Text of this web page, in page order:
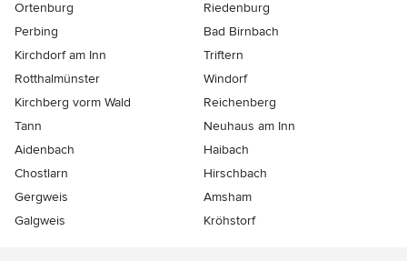
Ortenburg
Riedenburg
Perbing
Bad Birnbach
Kirchdorf am Inn
Triftern
Rotthalmünster
Windorf
Kirchberg vorm Wald
Reichenberg
Tann
Neuhaus am Inn
Aidenbach
Haibach
Chostlarn
Hirschbach
Gergweis
Amsham
Galgweis
Kröhstorf